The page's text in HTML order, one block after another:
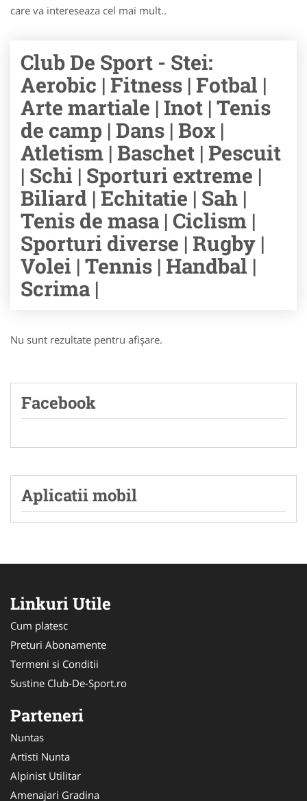
care va intereseaza cel mai mult..
Club De Sport - Stei:
Aerobic | Fitness | Fotbal |
Arte martiale | Inot | Tenis
de camp | Dans | Box |
Atletism | Baschet | Pescuit
| Schi | Sporturi extreme |
Biliard | Echitatie | Sah |
Tenis de masa | Ciclism |
Sporturi diverse | Rugby |
Volei | Tennis | Handbal |
Scrima |
Nu sunt rezultate pentru afişare.
Facebook
Aplicatii mobil
Linkuri Utile
Cum platesc
Preturi Abonamente
Termeni si Conditii
Sustine Club-De-Sport.ro
Parteneri
Nuntas
Artisti Nunta
Alpinist Utilitar
Amenajari Gradina